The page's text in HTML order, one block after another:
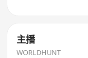
主播
WORLDHUNT